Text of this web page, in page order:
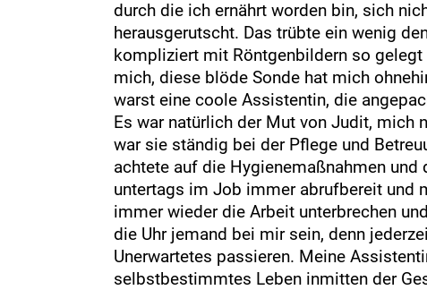
durch die ich ernährt worden bin, sich
herausgerutscht. Das trübte ein wenig
kompliziert mit Röntgenbildern so
mich, diese blöde Sonde hat mich
warst eine coole Assistentin, die
Es war natürlich der Mut von Judit, mich
war sie ständig bei der Pflege und
achtete auf die Hygienemaßnahmen
untertags im Job immer abrufbereit und
immer wieder die Arbeit unterbrechen
die Uhr jemand bei mir sein, denn
Unerwartetes passieren. Meine
selbstbestimmtes Leben inmitten der